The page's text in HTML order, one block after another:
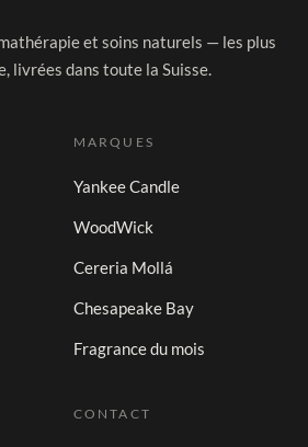
et soins naturels — les plus
livrées dans toute la Suisse.
MARQUES
Yankee Candle
WoodWick
Cereria Mollá
Chesapeake Bay
Fragrance du mois
CONTACT